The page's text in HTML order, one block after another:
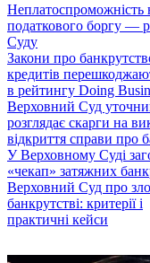
Неплатоспроможність
податкового боргу —
Суду
Закони про
кредитів
в рейтингу Doing
Верховний Суд
розглядає скарги на
відкриття справи про
У Верховному Суді
«чекап» затяжних
Верховний Суд про
банкрутстві: критерії і
практичні кейси